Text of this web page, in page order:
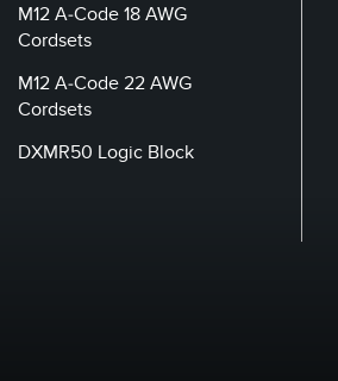
M12 A-Code 18 AWG
Cordsets
M12 A-Code 22 AWG
Cordsets
DXMR50 Logic Block